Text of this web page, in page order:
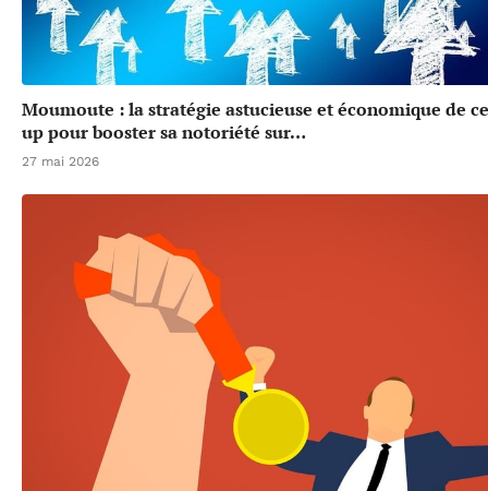
Moumoute : la stratégie astucieuse et économique de
up pour booster sa notoriété sur…
27 mai 2026